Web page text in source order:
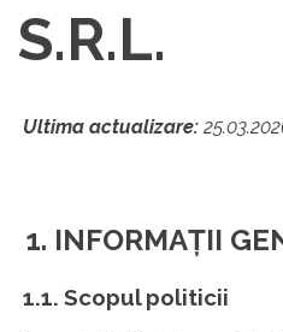
S.R.L.
Ultima actualizare:
1. INFORMAȚII
1.1. Scopul politicii